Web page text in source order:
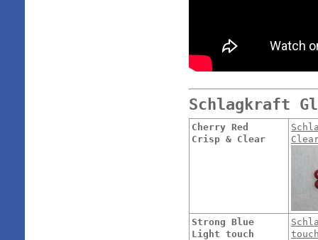
Schlagkraft
Cherry Red
Crisp & Clear
Strong Blue
Light touch